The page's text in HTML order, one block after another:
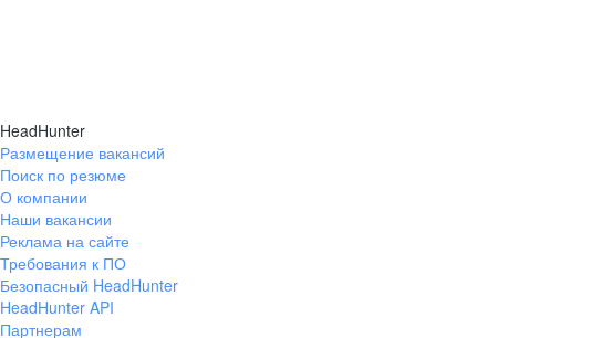
HeadHunter
Размещение вакансий
Поиск по резюме
О компании
Наши вакансии
Реклама на сайте
Требования к ПО
Безопасный HeadHunter
HeadHunter API
Партнерам